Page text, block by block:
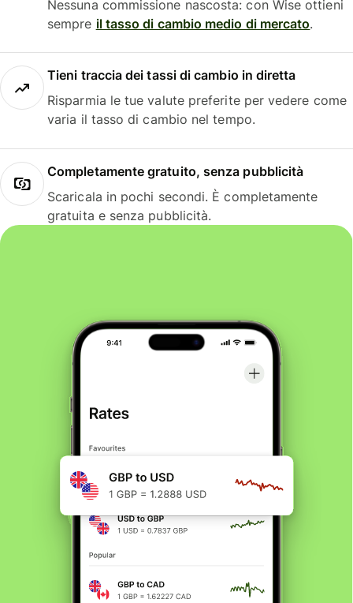
Nessuna commissione nascosta: con Wise ottieni
sempre il tasso di cambio medio di mercato.
Tieni traccia dei tassi di cambio in diretta
Risparmia le tue valute preferite per vedere come
varia il tasso di cambio nel tempo.
Completamente gratuito, senza pubblicità
Scaricala in pochi secondi. È completamente
gratuita e senza pubblicità.